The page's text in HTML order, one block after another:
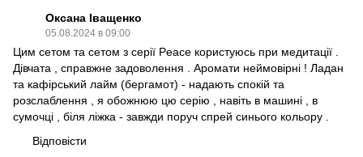
Оксана Іващенко
05.08.2024 в 09:00
Цим сетом та сетом з серії Peace користуюсь при медитації .
Дівчата , справжне задоволення . Аромати неймовірні ! Ладан
та кафірський лайм (бергамот) - надають спокій та
розслаблення , я обожнюю цю серію , навіть в машині , в
сумочці , біля ліжка - завжди поруч спрей синього кольору .
Відповісти